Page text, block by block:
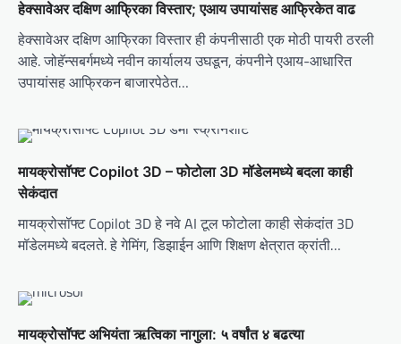
i
g
a
i
o
n
हेक्सावेअर दक्षिण आफ्रिका विस्तार; एआय उपायांसह आफ्रिकेत वाढ
हेक्सावेअर दक्षिण आफ्रिका विस्तार ही कंपनीसाठी एक मोठी पायरी ठरली
आहे. जोहॅन्सबर्गमध्ये नवीन कार्यालय उघडून, कंपनीने एआय-आधारित
उपायांसह आफ्रिकन बाजारपेठेत…
मायक्रोसॉफ्ट Copilot 3D – फोटोला 3D मॉडेलमध्ये बदला काही
सेकंदात
मायक्रोसॉफ्ट Copilot 3D हे नवे AI टूल फोटोला काही सेकंदांत 3D
मॉडेलमध्ये बदलते. हे गेमिंग, डिझाईन आणि शिक्षण क्षेत्रात क्रांती…
मायक्रोसॉफ्ट अभियंता ऋत्विका नागुला: ५ वर्षांत ४ बढत्या